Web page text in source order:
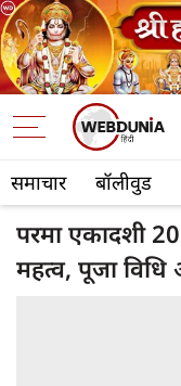
समाचार बॉलीवुड
परमा एकादशी
महत्व, पूजा